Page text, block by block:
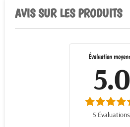
AVIS SUR LES PRODUITS
Évaluation
5.0
5 Évaluations